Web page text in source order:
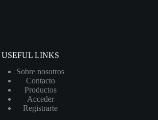
USEFUL LINKS
Sobre nosotros
Contacto
Productos
Acceder
Registrarte